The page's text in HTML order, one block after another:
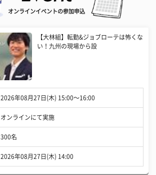
オンラインイベントの参加申込
【大林組】転勤&ジョブローテは怖くな
い！九州の現場から設
2026年08月27日(木) 15:00〜16:00
オンラインにて実施
300名
2026年08月27日(木) 14:00